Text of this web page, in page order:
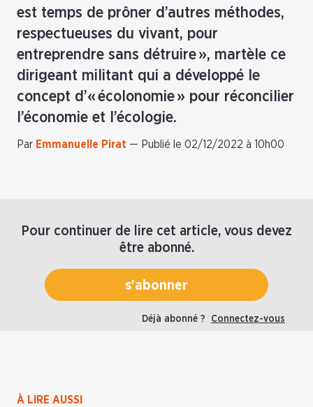
est temps de prôner d’autres méthodes,
respectueuses du vivant, pour
entreprendre sans détruire », martèle ce
dirigeant militant qui a développé le
concept d’« écolonomie » pour réconcilier
l’économie et l’écologie.
Par Emmanuelle Pirat — Publié le 02/12/2022 à 10h00
Pour continuer de lire cet article, vous devez
être abonné.
s'abonner
Déjà abonné ? Connectez-vous
À LIRE AUSSI